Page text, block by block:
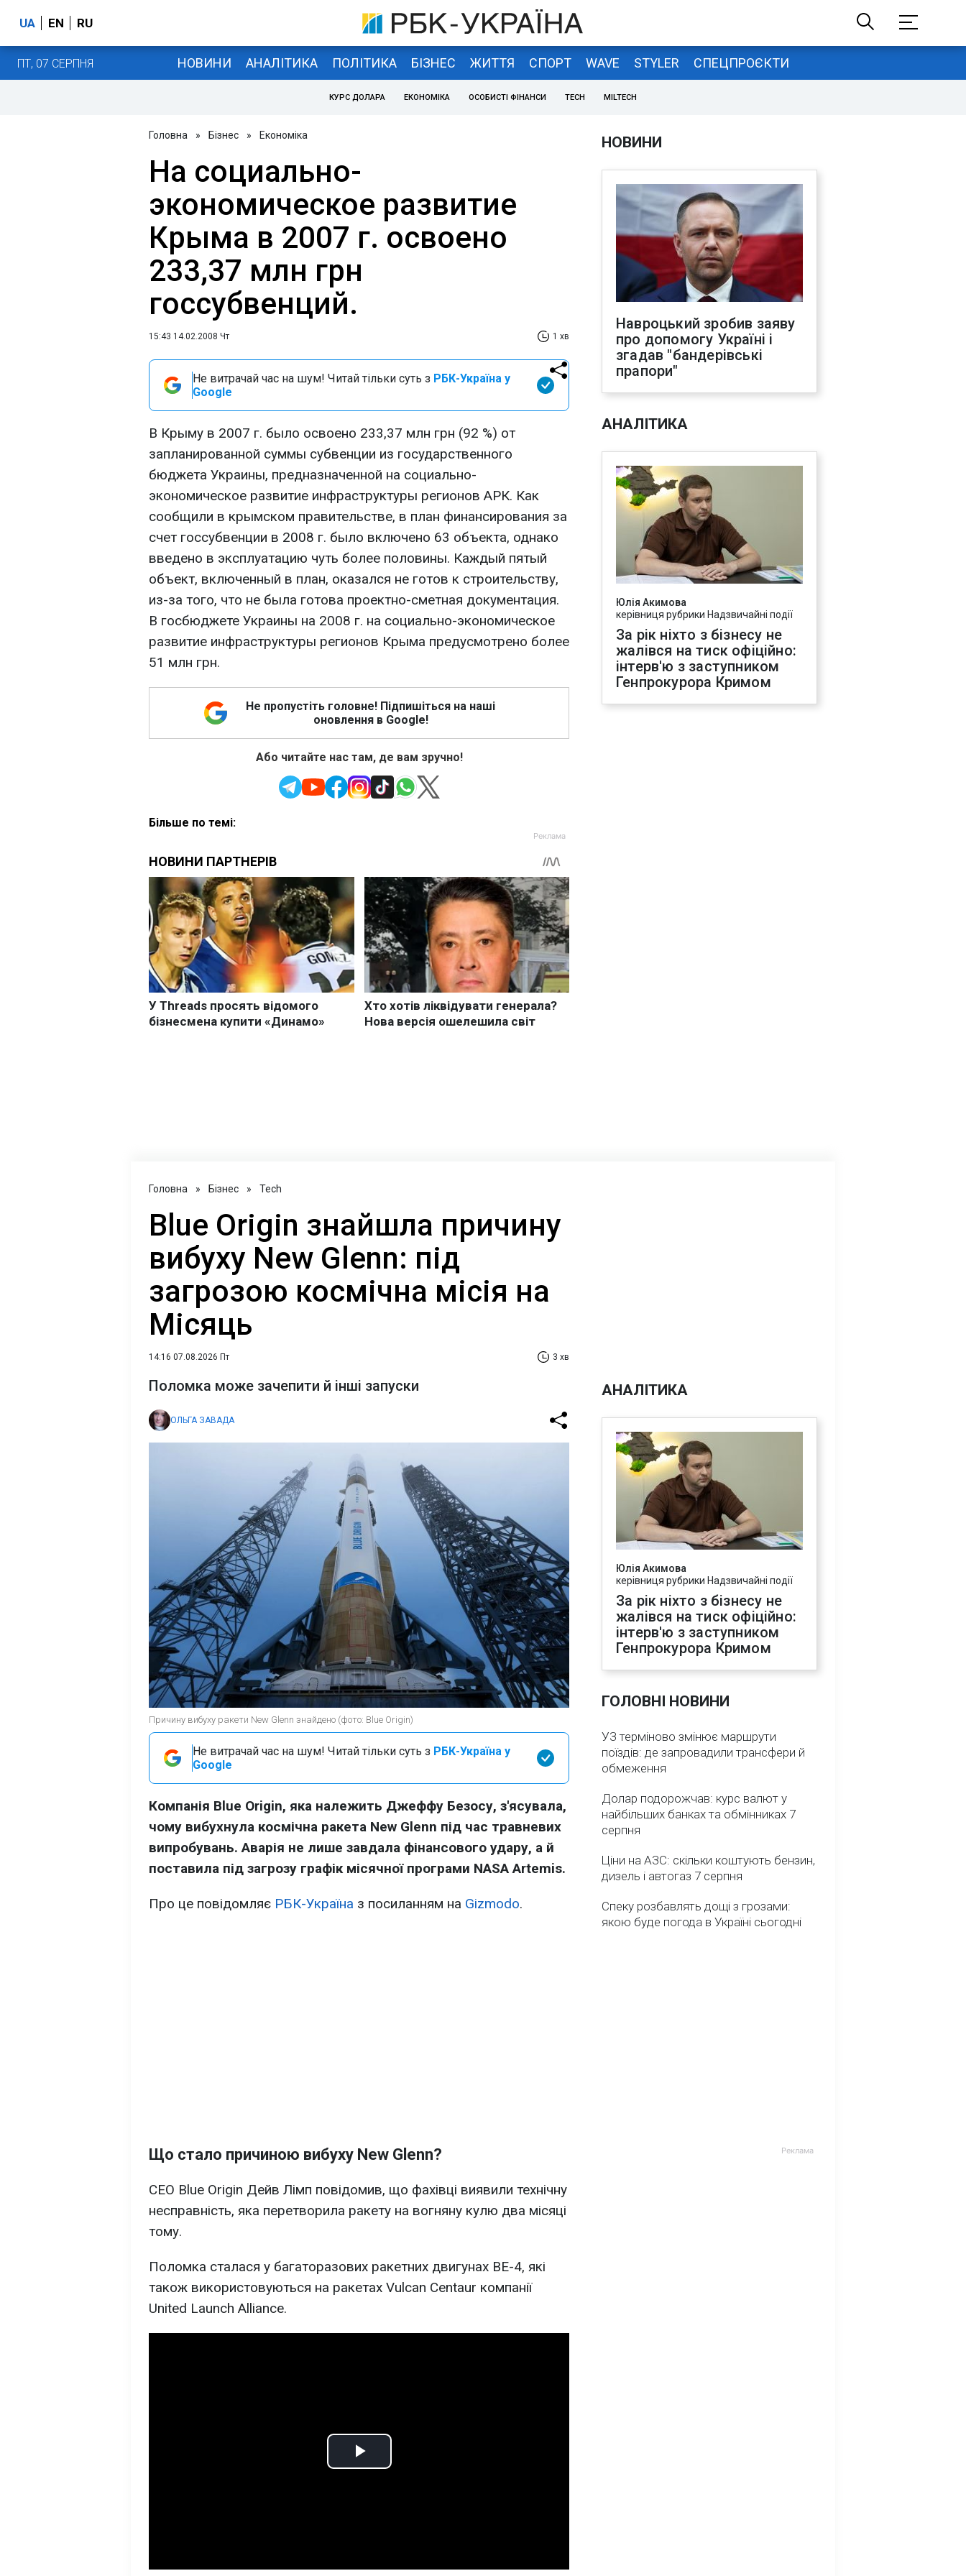
UA EN RU
ПТ, 07 СЕРПНЯ НОВИНИ АНАЛІТИКА ПОЛІТИКА БІЗНЕС ЖИТТЯ СПОРТ WAVE STYLER СПЕЦПРОЄКТИ
КУРС ДОЛАРА ЕКОНОМІКА ОСОБИСТІ ФІНАНСИ TECH MILTECH
Головна » Бізнес » Економіка
На социально-
экономическое развитие
Крыма в 2007 г. освоено
233,37 млн грн
госсубвенций.
15:43 14.02.2008 Чт 1 хв
Не витрачай час на шум! Читай тільки суть з РБК-Україна у
Google
В Крыму в 2007 г. было освоено 233,37 млн грн (92 %) от
запланированной суммы субвенции из государственного
бюджета Украины, предназначенной на социально-
экономическое развитие инфраструктуры регионов АРК. Как
сообщили в крымском правительстве, в план финансирования за
счет госсубвенции в 2008 г. было включено 63 объекта, однако
введено в эксплуатацию чуть более половины. Каждый пятый
объект, включенный в план, оказался не готов к строительству,
из-за того, что не была готова проектно-сметная документация.
В госбюджете Украины на 2008 г. на социально-экономическое
развитие инфраструктуры регионов Крыма предусмотрено более
51 млн грн.
Не пропустіть головне! Підпишіться на наші
оновлення в Google!
Або читайте нас там, де вам зручно!
Більше по темі:
НОВИНИ
Навроцький зробив заяву
про допомогу Україні і
згадав "бандерівські
прапори"
АНАЛІТИКА
Юлія Акимова
керівниця рубрики Надзвичайні події
За рік ніхто з бізнесу не
жалівся на тиск офіційно:
інтерв'ю з заступником
Генпрокурора Кримом
Головна » Бізнес » Tech
Blue Origin знайшла причину
вибуху New Glenn: під
загрозою космічна місія на
Місяць
14:16 07.08.2026 Пт 3 хв
Поломка може зачепити й інші запуски
ОЛЬГА ЗАВАДА
Причину вибуху ракети New Glenn знайдено (фото: Blue Origin)
Не витрачай час на шум! Читай тільки суть з РБК-Україна у
Google
Компанія Blue Origin, яка належить Джеффу Безосу, з'ясувала,
чому вибухнула космічна ракета New Glenn під час травневих
випробувань. Аварія не лише завдала фінансового удару, а й
поставила під загрозу графік місячної програми NASA Artemis.
Про це повідомляє РБК-Україна з посиланням на Gizmodo.
Що стало причиною вибуху New Glenn?
CEO Blue Origin Дейв Лімп повідомив, що фахівці виявили технічну
несправність, яка перетворила ракету на вогняну кулю два місяці
тому.
Поломка сталася у багаторазових ракетних двигунах BE-4, які
також використовуються на ракетах Vulcan Centaur компанії
United Launch Alliance.
Play
АНАЛІТИКА
Юлія Акимова
керівниця рубрики Надзвичайні події
За рік ніхто з бізнесу не
жалівся на тиск офіційно:
інтерв'ю з заступником
Генпрокурора Кримом
ГОЛОВНІ НОВИНИ
УЗ терміново змінює маршрути
поїздів: де запровадили трансфери й
обмеження
Долар подорожчав: курс валют у
найбільших банках та обмінниках 7
серпня
Ціни на АЗС: скільки коштують бензин,
дизель і автогаз 7 серпня
Спеку розбавлять дощі з грозами:
якою буде погода в Україні сьогодні